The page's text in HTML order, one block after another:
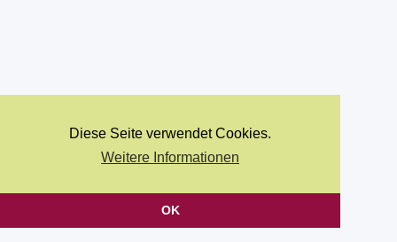
Diese Seite verwendet Cookies.
Weitere Informationen
OK